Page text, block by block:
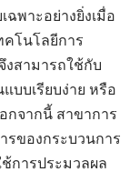
ฉพาะอย่างยิ่งเมื่อ
คโนโลยีการ
งสามารถใช้กับ
บบเรียบง่าย หรือ
จากนี้ สาขาการ
รของกระบวนการ
การประมวลผล